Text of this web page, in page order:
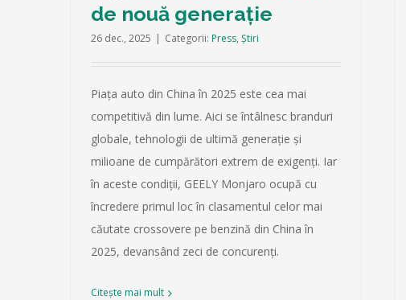
de nouă generație
26 dec., 2025 | Categorii: Press, Știri
Piața auto din China în 2025 este cea mai
competitivă din lume. Aici se întâlnesc branduri
globale, tehnologii de ultimă generație și
milioane de cumpărători extrem de exigenți. Iar
în aceste condiții, GEELY Monjaro ocupă cu
încredere primul loc în clasamentul celor mai
căutate crossovere pe benzină din China în
2025, devansând zeci de concurenți.
Citește mai mult